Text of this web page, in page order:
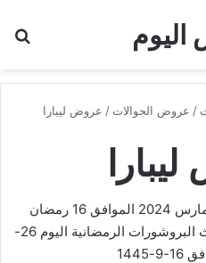
/ عروض الجوالات / عروض ليبارا
عروض ليبارا موبايل اليوم 26 مارس 2024 الموافق 16 رمضان
1445 عروض رمضان. تابعوا أحدث البروشورات الرمضانية اليوم 26-